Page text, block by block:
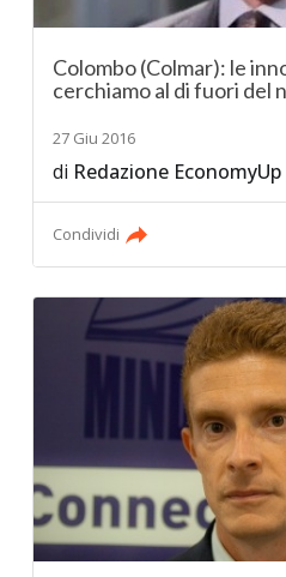
Colombo (Colmar): le
cerchiamo al di fuori del
27 Giu 2016
di Redazione EconomyUp
Condividi